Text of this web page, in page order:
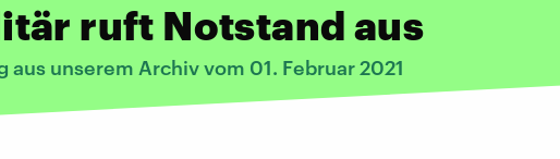
ruft Notstand aus
aus unserem Archiv vom 01. Februar 2021